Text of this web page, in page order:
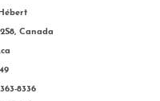
Canada
8336